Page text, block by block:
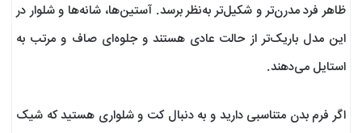
ظاهر فرد مدرن‌تر و شکیل‌تر به‌نظر برسد. آستین‌ها، شانه‌ها و شلوار در
این مدل باریک‌تر از حالت عادی هستند و جلوه‌ای صاف و مرتب به
استایل می‌دهند.
اگر فرم بدن متناسبی دارید و به دنبال کت و شلواری هستید که شیک